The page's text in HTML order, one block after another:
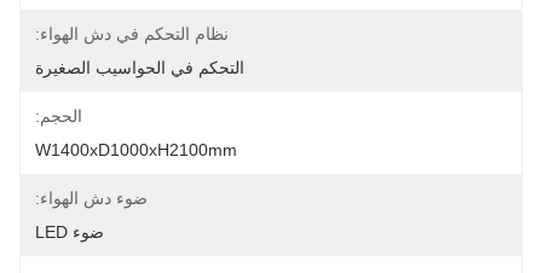
نظام التحكم في دش الهواء:
التحكم في الحواسيب الصغيرة
الحجم:
W1400xD1000xH2100mm
ضوء دش الهواء:
ضوء LED